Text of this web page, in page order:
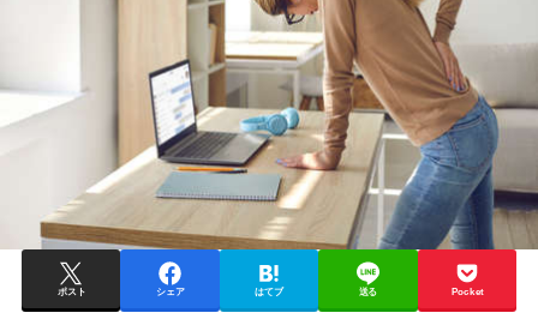
ポスト シェア はてブ 送る Pocket